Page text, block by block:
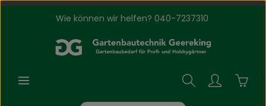
Zum Hauptinhalt springen
Wie können wir helfen? 040-7237310